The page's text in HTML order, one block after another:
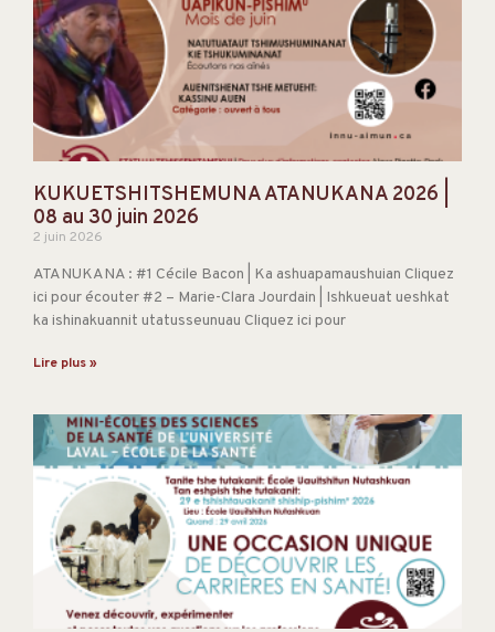
KUKUETSHITSHEMUNA ATANUKANA 2026 |
08 au 30 juin 2026
2 juin 2026
ATANUKANA : #1 Cécile Bacon | Ka ashuapamaushuian Cliquez
ici pour écouter #2 – Marie-Clara Jourdain | Ishkueuat ueshkat
ka ishinakuannit utatusseunuau Cliquez ici pour
Lire plus »